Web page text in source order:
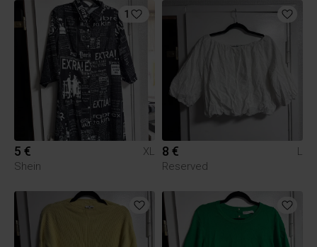
1
5 €
XL
Shein
8 €
L
Reserved